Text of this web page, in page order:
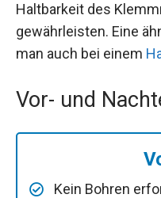
Haltbarkeit des
gewährleisten. Eine
man auch bei einem
Vor- und
Kein Bohren